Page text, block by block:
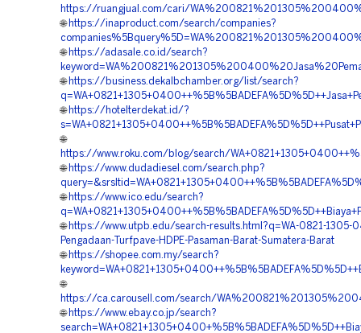
https://ruangjual.com/cari/
🌐 https://inaproduct.com/search/companies?
🌐 https://adasale.co.id/search?
🌐 https://business.dekalbchamber.org/list/search?
🌐 https://hotelterdekat.id/?
🌐
https://www.roku.com/blog/search/
🌐 https://www.dudadiesel.com/search.php?
🌐 https://www.ico.edu/search?
🌐 https://www.utpb.edu/search-results.html?q=WA-0821-1305-
Pengadaan-Turfpave-HDPE-Pasaman-Barat-Sumatera-Barat
🌐 https://shopee.com.my/search?
🌐
https://ca.carousell.com/search/
🌐 https://www.ebay.co.jp/search?